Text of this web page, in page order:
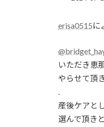
erisa0515に
いただき恵
やらせて頂
.
産後ケアと
選んで頂き